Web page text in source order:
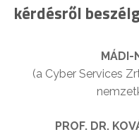
kérdésről
MÁDI-
(a Cyber Services
PROF. DR.